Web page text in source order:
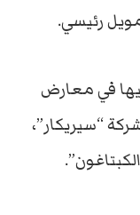
رئيسي.
في معارض
“سيريكار”،